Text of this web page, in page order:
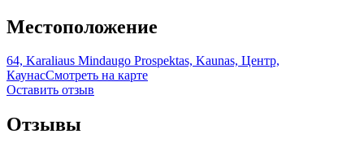
Местоположение
64, Karaliaus Mindaugo Prospektas, Kaunas, Центр,
КаунасСмотреть на карте
Оставить отзыв
Отзывы